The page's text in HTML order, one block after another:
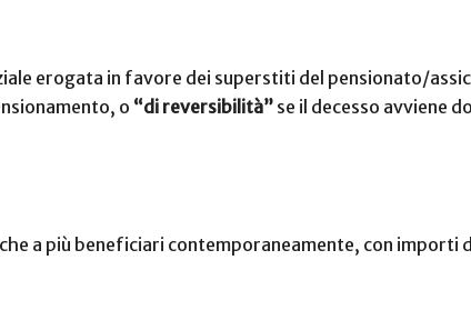
erogata in favore dei superstiti del pensionato/
o “di reversibilità” se il decesso avviene
a più beneficiari contemporaneamente, con